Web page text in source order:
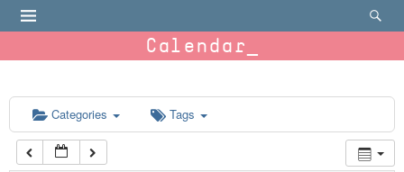
Calendar
Categories Tags
6:00 am
7:00 am